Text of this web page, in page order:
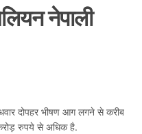
नेपाली
दोपहर भीषण आग लगने से करीब
रुपये से अधिक है.